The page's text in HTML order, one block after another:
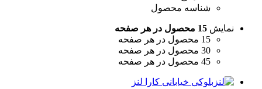
شناسه محصول
نمایش 15 محصول در هر صفحه
15 محصول در هر صفحه
30 محصول در هر صفحه
45 محصول در هر صفحه